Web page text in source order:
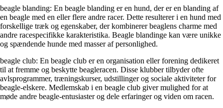
beagle blanding: En beagle blanding er en hund, der er en blanding af
en beagle med en eller flere andre racer. Dette resulterer i en hund med
forskellige træk og egenskaber, der kombinerer beaglens charme med
andre racespecifikke karakteristika. Beagle blandinge kan være unikke
og spændende hunde med masser af personlighed.
beagle club: En beagle club er en organisation eller forening dedikeret
til at fremme og beskytte beagleracen. Disse klubber tilbyder ofte
avlsprogrammer, træningskurser, udstillinger og sociale aktiviteter for
beagle-elskere. Medlemskab i en beagle club giver mulighed for at
møde andre beagle-entusiaster og dele erfaringer og viden om racen.